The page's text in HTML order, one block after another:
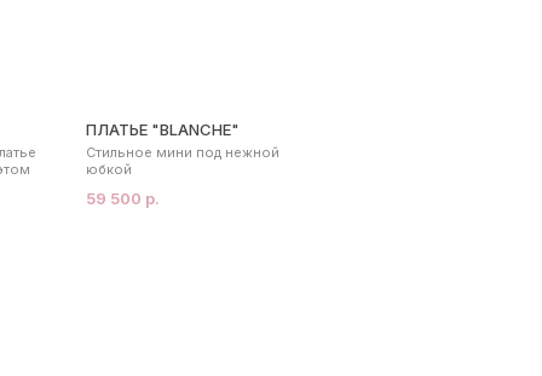
ПЛАТЬЕ "BLANCHE"
59 500 р.
Стильное мини под нежной
юбкой